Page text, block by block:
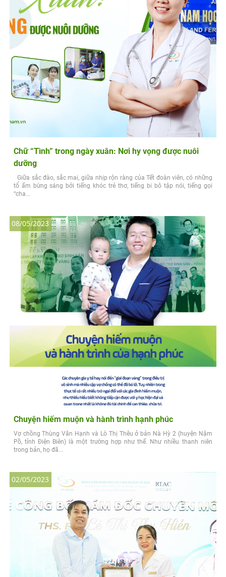
Chữ “Tình” trong ngày xuân: Nơi hy vọng được nuôi
dưỡng
Giữa sắc đào, sắc mai, giữa nhịp rộn ràng của Tết đoàn viên, có những
tổ ấm bừng sáng bởi tiếng khóc trẻ thơ, tiếng bi bô tập nói, tiếng gọi
“cha...
Chuyện hiếm muộn và hành trình hạnh phúc
Vợ chồng Thùng Văn Hạnh và Lò Thị Thêu ở bản Nà Hỳ 2 (huyện Nậm
Pồ, tỉnh Điện Biên) là một trường hợp như thế. Như nhiều thanh niên
trong bản, họ đã...
08/05/2023
02/05/2023